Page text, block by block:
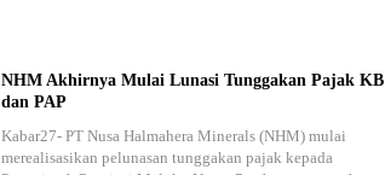
NHM Akhirnya Mulai Lunasi Tunggakan Pajak KB
dan PAP
Kabar27- PT Nusa Halmahera Minerals (NHM) mulai
merealisasikan pelunasan tunggakan pajak kepada